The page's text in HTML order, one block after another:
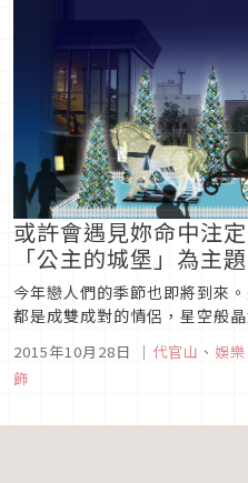
或許會遇見妳命中注
「公主的城堡」為主
今年戀人們的季節也即將到來
都是成雙成對的情侶，星空般
唉～沒男朋友的輕熟女們，或
動。或許會和王子般的異性相
2015年10月28日 ｜ 代官山 、 娛樂
飾